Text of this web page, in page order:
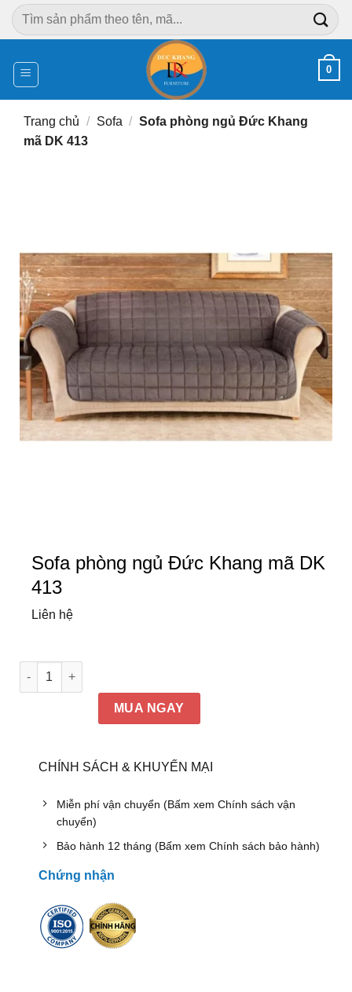
Chuyển
đến
dung
Tìm
kiếm:
0
Trang chủ / Sofa / Sofa phòng ngủ Đức Khang
mã DK 413
Sofa phòng ngủ Đức Khang mã DK
413
Liên hệ
Sofa phòng ngủ Đức Khang mã DK 413 số lượng
MUA NGAY
CHÍNH SÁCH & KHUYẾN MẠI
Miễn phí vận chuyển (Bấm xem Chính sách vận
chuyển)
Bảo hành 12 tháng (Bấm xem Chính sách bảo hành)
Chứng nhận